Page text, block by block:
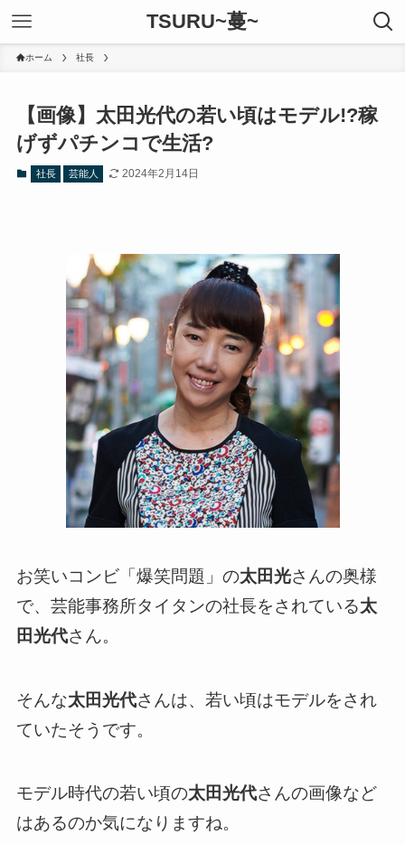
TSURU~蔓~
ホーム 社長
【画像】太田光代の若い頃はモデル!?稼
げずパチンコで生活?
社長 芸能人 2024年2月14日
お笑いコンビ「爆笑問題」の太田光さんの奥様
で、芸能事務所タイタンの社長をされている太
田光代さん。
そんな太田光代さんは、若い頃はモデルをされ
ていたそうです。
モデル時代の若い頃の太田光代さんの画像など
はあるのか気になりますね。